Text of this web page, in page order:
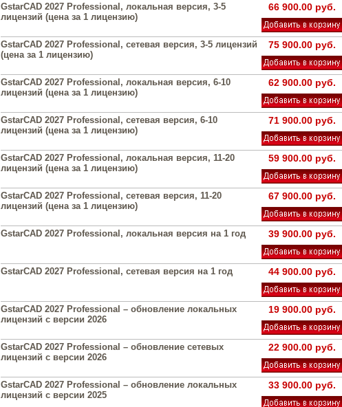
GstarCAD 2027 Professional, локальная версия, 3-5
лицензий (цена за 1 лицензию)
66 900.00 руб.
GstarCAD 2027 Professional, сетевая версия, 3-5 лицензий
(цена за 1 лицензию)
75 900.00 руб.
GstarCAD 2027 Professional, локальная версия, 6-10
лицензий (цена за 1 лицензию)
62 900.00 руб.
GstarCAD 2027 Professional, сетевая версия, 6-10
лицензий (цена за 1 лицензию)
71 900.00 руб.
GstarCAD 2027 Professional, локальная версия, 11-20
лицензий (цена за 1 лицензию)
59 900.00 руб.
GstarCAD 2027 Professional, сетевая версия, 11-20
лицензий (цена за 1 лицензию)
67 900.00 руб.
GstarCAD 2027 Professional, локальная версия на 1 год 39 900.00 руб.
GstarCAD 2027 Professional, сетевая версия на 1 год 44 900.00 руб.
GstarCAD 2027 Professional – обновление локальных
лицензий с версии 2026
19 900.00 руб.
GstarCAD 2027 Professional – обновление сетевых
лицензий с версии 2026
22 900.00 руб.
GstarCAD 2027 Professional – обновление локальных
лицензий с версии 2025
33 900.00 руб.